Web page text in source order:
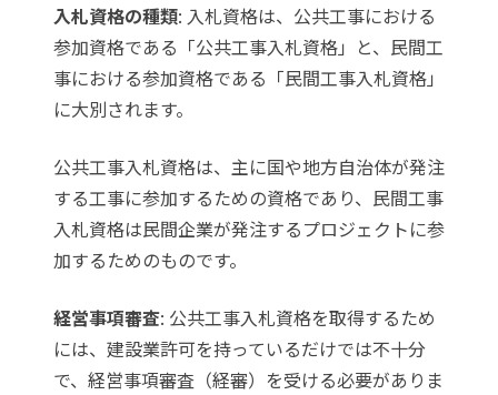
入札資格の種類: 入札資格は、公共工事における
参加資格である「公共工事入札資格」と、民間工
事における参加資格である「民間工事入札資格」
に大別されます。
公共工事入札資格は、主に国や地方自治体が発注
する工事に参加するための資格であり、民間工事
入札資格は民間企業が発注するプロジェクトに参
加するためのものです。
経営事項審査: 公共工事入札資格を取得するため
には、建設業許可を持っているだけでは不十分
で、経営事項審査（経審）を受ける必要がありま